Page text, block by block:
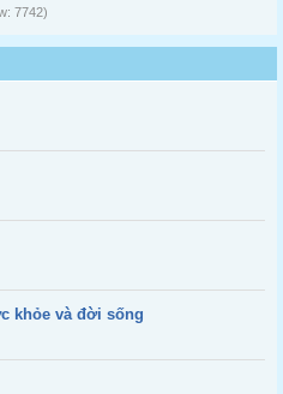
7742)
khỏe và đời sống